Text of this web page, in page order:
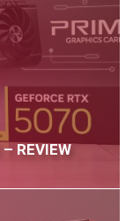
REVIEW